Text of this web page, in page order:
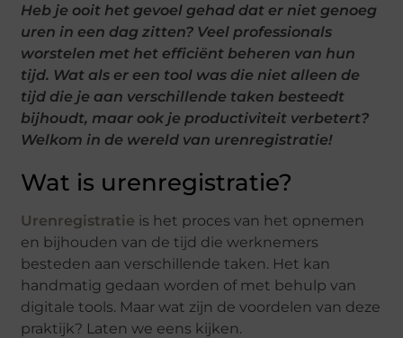
Heb je ooit het gevoel gehad dat er niet genoeg
uren in een dag zitten? Veel professionals
worstelen met het efficiënt beheren van hun
tijd. Wat als er een tool was die niet alleen de
tijd die je aan verschillende taken besteedt
bijhoudt, maar ook je productiviteit verbetert?
Welkom in de wereld van urenregistratie!
Wat is urenregistratie?
Urenregistratie is het proces van het opnemen
en bijhouden van de tijd die werknemers
besteden aan verschillende taken. Het kan
handmatig gedaan worden of met behulp van
digitale tools. Maar wat zijn de voordelen van deze
praktijk? Laten we eens kijken.